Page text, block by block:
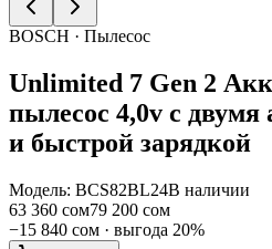
BOSCH · Пылесос
Unlimited 7 Gen 2
пылесос 4,0v с
и быстрой зарядкой
Модель: BCS82BL24В наличии
63 360 сом79 200 сом
−15 840 сом · выгода 20%